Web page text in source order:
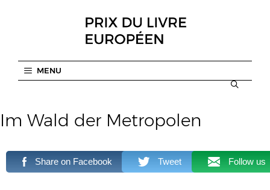
MENU
Im Wald der Metropolen
Share on Facebook Tweet Follow us